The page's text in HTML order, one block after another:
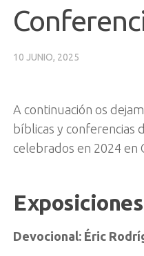
10 JUNIO, 2025
A continuación os
bíblicas y conferencias
celebrados en 2024 en
Devocional: Éric